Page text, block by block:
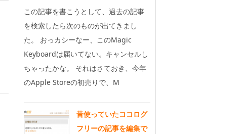
この記事を書こうとして、過去の記事
を検索したら次のものが出てきまし
た。 おっカシーなー、このMagic
Keyboardは届いてない。キャンセルし
ちゃったかな。 それはさておき、今年
のApple Storeの初売りで、M
昔使っていたココログ
フリーの記事を編集で